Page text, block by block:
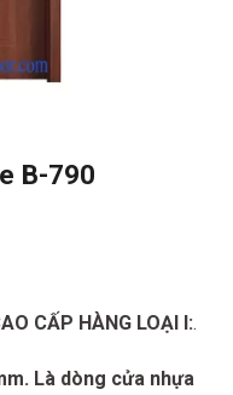
B-790
CẤP HÀNG LOẠI I:.
Là dòng cửa nhựa